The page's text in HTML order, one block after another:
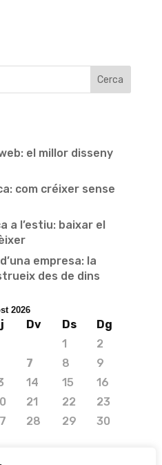
el millor disseny
com créixer sense
a l’estiu: baixar el
empresa: la
des de dins
2026
Dv Ds
Dg
1
2
7 8
9
14 15
16
21 22
23
28 29
30